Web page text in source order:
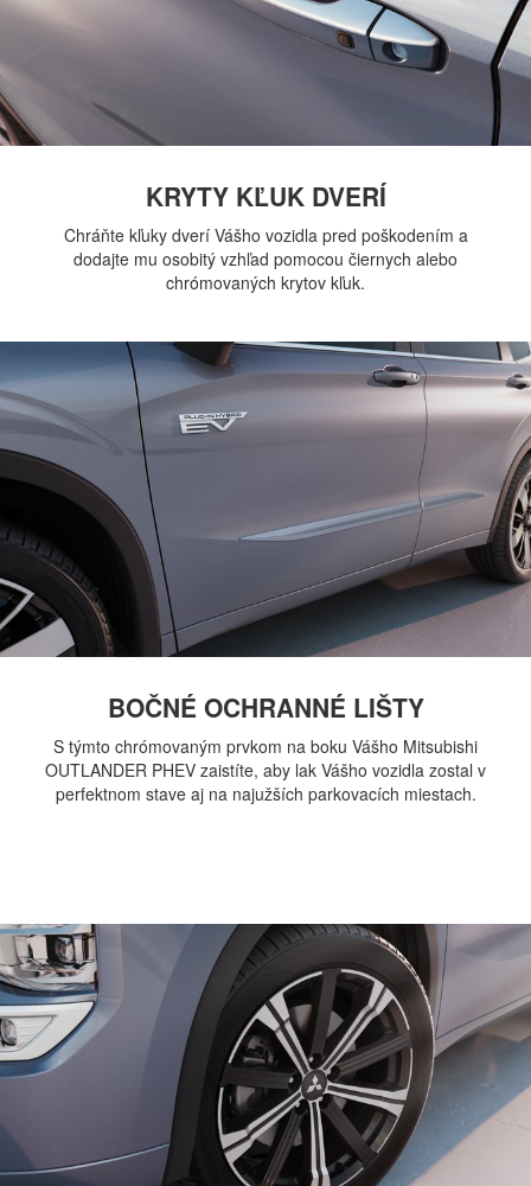
KRYTY KĽUK DVERÍ
Chráňte kľuky dverí Vášho vozidla pred poškodením a
dodajte mu osobitý vzhľad pomocou čiernych alebo
chrómovaných krytov kľuk.
BOČNÉ OCHRANNÉ LIŠTY
S týmto chrómovaným prvkom na boku Vášho Mitsubishi
OUTLANDER PHEV zaistíte, aby lak Vášho vozidla zostal v
perfektnom stave aj na najužších parkovacích miestach.